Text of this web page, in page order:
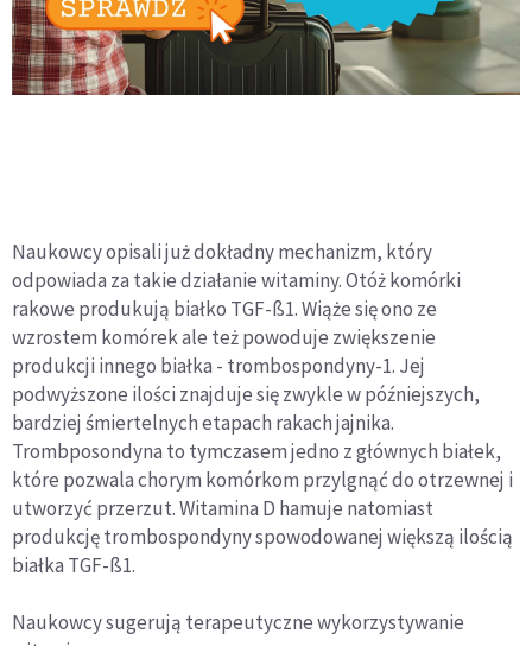
Naukowcy opisali już dokładny mechanizm, który
odpowiada za takie działanie witaminy. Otóż komórki
rakowe produkują białko TGF-ß1. Wiąże się ono ze
wzrostem komórek ale też powoduje zwiększenie
produkcji innego białka - trombospondyny-1. Jej
podwyższone ilości znajduje się zwykle w późniejszych,
bardziej śmiertelnych etapach rakach jajnika.
Trombposondyna to tymczasem jedno z głównych białek,
które pozwala chorym komórkom przylgnąć do otrzewnej i
utworzyć przerzut. Witamina D hamuje natomiast
produkcję trombospondyny spowodowanej większą ilością
białka TGF-ß1.
Naukowcy sugerują terapeutyczne wykorzystywanie